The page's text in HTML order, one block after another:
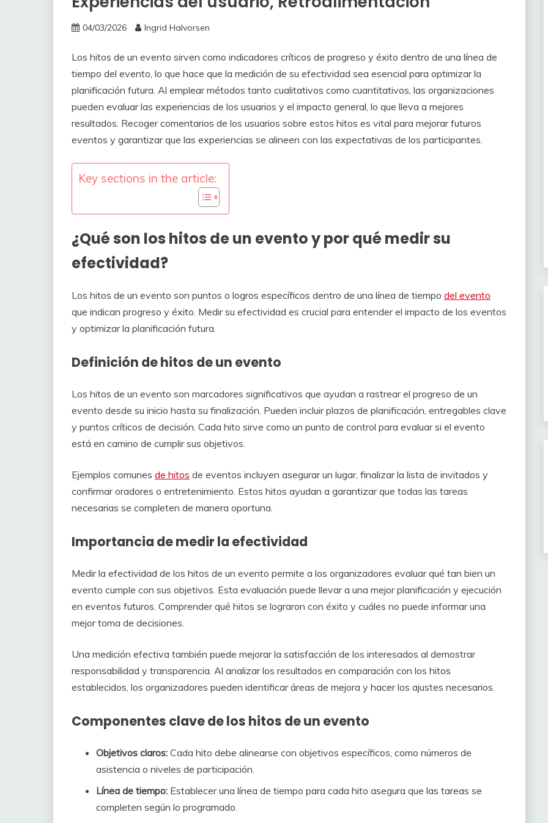
04/03/2026 Ingrid Halvorsen
Los hitos de un evento sirven como indicadores críticos de progreso y éxito dentro de una línea de
tiempo del evento, lo que hace que la medición de su efectividad sea esencial para optimizar la
planificación futura. Al emplear métodos tanto cualitativos como cuantitativos, las organizaciones
pueden evaluar las experiencias de los usuarios y el impacto general, lo que lleva a mejores
resultados. Recoger comentarios de los usuarios sobre estos hitos es vital para mejorar futuros
eventos y garantizar que las experiencias se alineen con las expectativas de los participantes.
Key sections in the article:
¿Qué son los hitos de un evento y por qué medir su
efectividad?
Los hitos de un evento son puntos o logros específicos dentro de una línea de tiempo del evento
que indican progreso y éxito. Medir su efectividad es crucial para entender el impacto de los eventos
y optimizar la planificación futura.
Definición de hitos de un evento
Los hitos de un evento son marcadores significativos que ayudan a rastrear el progreso de un
evento desde su inicio hasta su finalización. Pueden incluir plazos de planificación, entregables clave
y puntos críticos de decisión. Cada hito sirve como un punto de control para evaluar si el evento
está en camino de cumplir sus objetivos.
Ejemplos comunes de hitos de eventos incluyen asegurar un lugar, finalizar la lista de invitados y
confirmar oradores o entretenimiento. Estos hitos ayudan a garantizar que todas las tareas
necesarias se completen de manera oportuna.
Importancia de medir la efectividad
Medir la efectividad de los hitos de un evento permite a los organizadores evaluar qué tan bien un
evento cumple con sus objetivos. Esta evaluación puede llevar a una mejor planificación y ejecución
en eventos futuros. Comprender qué hitos se lograron con éxito y cuáles no puede informar una
mejor toma de decisiones.
Una medición efectiva también puede mejorar la satisfacción de los interesados al demostrar
responsabilidad y transparencia. Al analizar los resultados en comparación con los hitos
establecidos, los organizadores pueden identificar áreas de mejora y hacer los ajustes necesarios.
Componentes clave de los hitos de un evento
Objetivos claros: Cada hito debe alinearse con objetivos específicos, como números de
asistencia o niveles de participación.
Línea de tiempo: Establecer una línea de tiempo para cada hito asegura que las tareas se
completen según lo programado.